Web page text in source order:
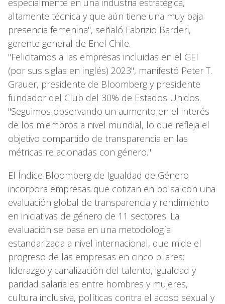
especialmente en una industria estratégica,
altamente técnica y que aún tiene una muy baja
presencia femenina", señaló Fabrizio Barderi,
gerente general de Enel Chile.
"Felicitamos a las empresas incluidas en el GEI
(por sus siglas en inglés) 2023", manifestó Peter T.
Grauer, presidente de Bloomberg y presidente
fundador del Club del 30% de Estados Unidos.
"Seguimos observando un aumento en el interés
de los miembros a nivel mundial, lo que refleja el
objetivo compartido de transparencia en las
métricas relacionadas con género."
El Índice Bloomberg de Igualdad de Género
incorpora empresas que cotizan en bolsa con una
evaluación global de transparencia y rendimiento
en iniciativas de género de 11 sectores. La
evaluación se basa en una metodología
estandarizada a nivel internacional, que mide el
progreso de las empresas en cinco pilares:
liderazgo y canalización del talento, igualdad y
paridad salariales entre hombres y mujeres,
cultura inclusiva, políticas contra el acoso sexual y